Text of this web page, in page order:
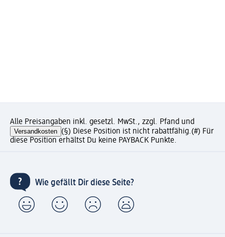
Alle Preisangaben inkl. gesetzl. MwSt., zzgl. Pfand und
Versandkosten (§) Diese Position ist nicht rabattfähig.(#) Für
diese Position erhältst Du keine PAYBACK Punkte.
Wie gefällt Dir diese Seite?